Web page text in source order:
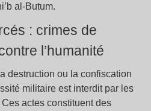
al-Butum.
: crimes de
l’humanité
destruction ou la confiscation
militaire est interdit par les
actes constituent des